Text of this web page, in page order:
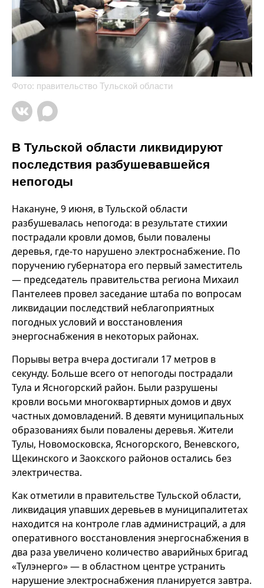
Фото: правительство Тульской области
В Тульской области ликвидируют
последствия разбушевавшейся
непогоды
Накануне, 9 июня, в Тульской области
разбушевалась непогода: в результате стихии
пострадали кровли домов, были повалены
деревья, где-то нарушено электроснабжение. По
поручению губернатора его первый заместитель
— председатель правительства региона Михаил
Пантелеев провел заседание штаба по вопросам
ликвидации последствий неблагоприятных
погодных условий и восстановления
энергоснабжения в некоторых районах.
Порывы ветра вчера достигали 17 метров в
секунду. Больше всего от непогоды пострадали
Тула и Ясногорский район. Были разрушены
кровли восьми многоквартирных домов и двух
частных домовладений. В девяти муниципальных
образованиях были повалены деревья. Жители
Тулы, Новомосковска, Ясногорского, Веневского,
Щекинского и Заокского районов остались без
электричества.
Как отметили в правительстве Тульской области,
ликвидация упавших деревьев в муниципалитетах
находится на контроле глав администраций, а для
оперативного восстановления энергоснабжения в
два раза увеличено количество аварийных бригад
«Тулэнерго» — в областном центре устранить
нарушение электроснабжения планируется завтра.